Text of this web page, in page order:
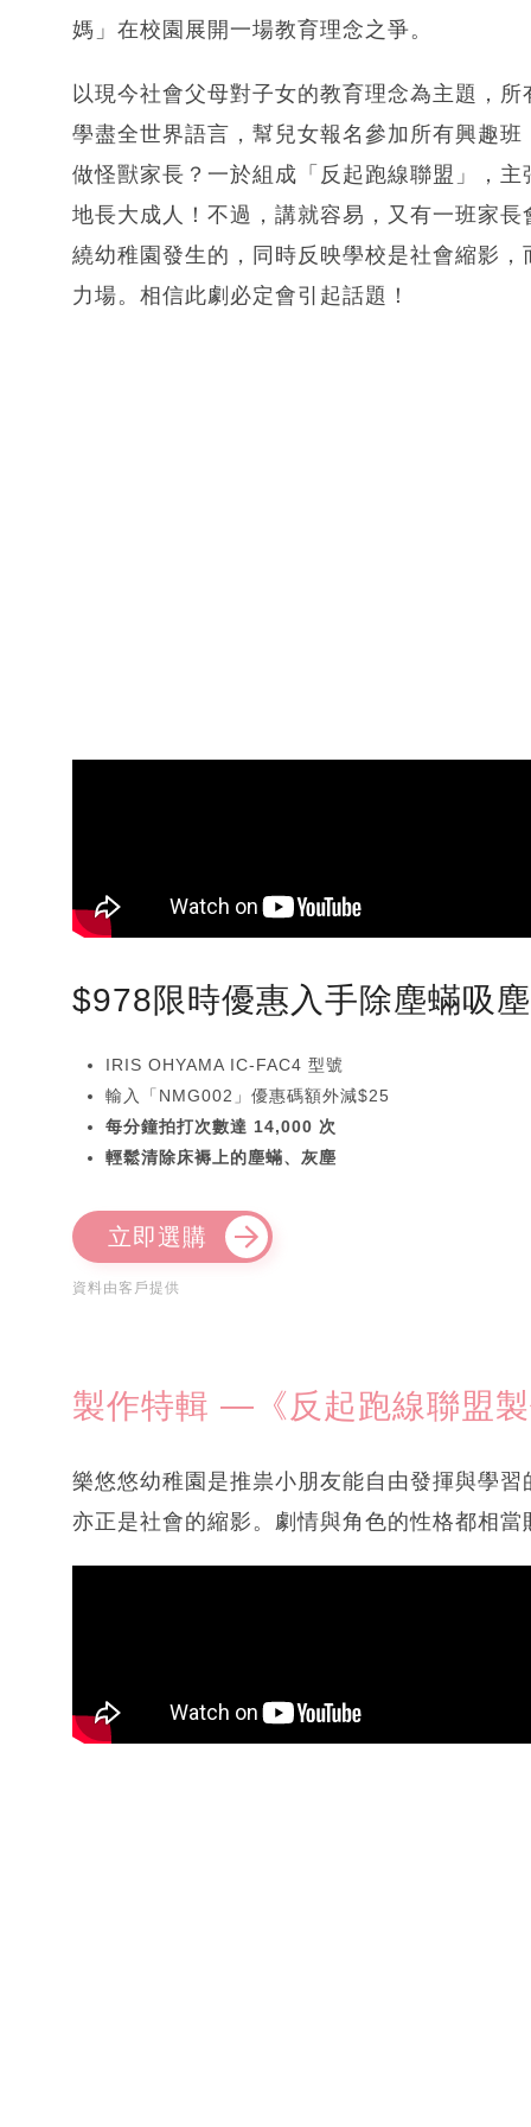
媽」在校園展開一場教育理念之爭。
以現今社會父母對子女的教育理念為主題，
學盡全世界語言，幫兒女報名參加所有興趣
做怪獸家長？一於組成「反起跑線聯盟」，
地長大成人！不過，講就容易，又有一班家
繞幼稚園發生的，同時反映學校是社會縮影
力場。相信此劇必定會引起話題！
$978限時優惠入手除塵蟎吸
IRIS OHYAMA IC-FAC4 型號
輸入「NMG002」優惠碼額外減$25
每分鐘拍打次數達 14,000 次
輕鬆清除床褥上的塵蟎、灰塵
立即選購
資料由客戶提供
製作特輯 —《反起跑線聯盟
樂悠悠幼稚園是推祟小朋友能自由發揮與學
亦正是社會的縮影。劇情與角色的性格都相